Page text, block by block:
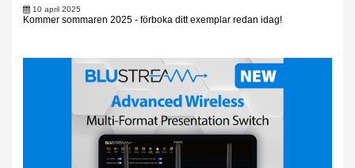
10 april 2025
Kommer sommaren 2025 - förboka ditt exemplar redan idag!